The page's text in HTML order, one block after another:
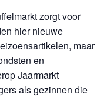
zorgt voor
hier nieuwe
maar
en
Jaarmarkt
als gezinnen die